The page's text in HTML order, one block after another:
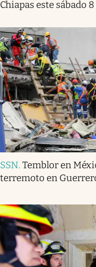
Chiapas este sábado
SSN. Temblor en
terremoto en